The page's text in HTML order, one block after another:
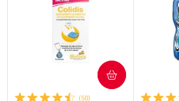
(50)
COMPRAR